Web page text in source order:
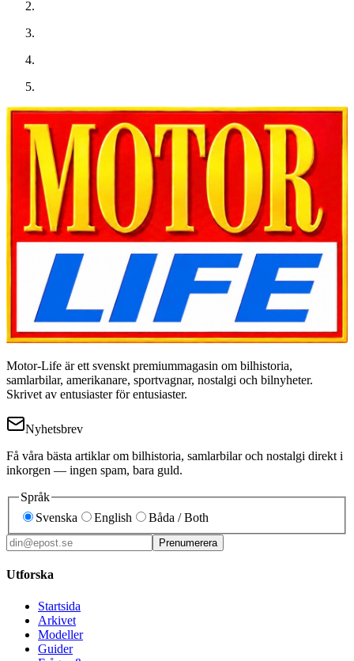
Motor-Life är ett svenskt premiummagasin om bilhistoria,
samlarbilar, amerikanare, sportvagnar, nostalgi och bilnyheter.
Skrivet av entusiaster för entusiaster.
Nyhetsbrev
Få våra bästa artiklar om bilhistoria, samlarbilar och nostalgi direkt i
inkorgen — ingen spam, bara guld.
Språk
Svenska
English Båda / Both
Prenumerera
Utforska
Startsida
Arkivet
Modeller
Guider